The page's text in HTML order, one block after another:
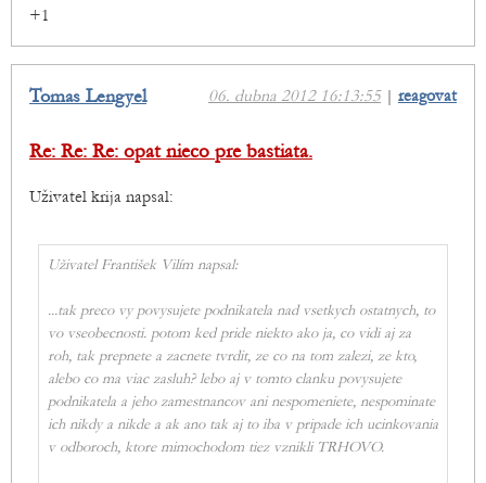
+1
06. dubna 2012 16:13:55| reagovat
Tomas Lengyel
Re: Re: Re: opat nieco pre bastiata.
Uživatel krija napsal:
Uživatel František Vilím napsal:
...tak preco vy povysujete podnikatela nad vsetkych ostatnych, to
vo vseobecnosti. potom ked pride niekto ako ja, co vidi aj za
roh, tak prepnete a zacnete tvrdit, ze co na tom zalezi, ze kto,
alebo co ma viac zasluh? lebo aj v tomto clanku povysujete
podnikatela a jeho zamestnancov ani nespomeniete, nespominate
ich nikdy a nikde a ak ano tak aj to iba v pripade ich ucinkovania
v odboroch, ktore mimochodom tiez vznikli TRHOVO.